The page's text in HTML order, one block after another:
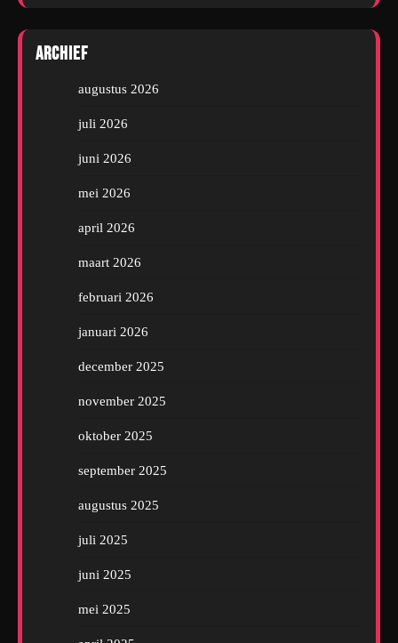
Archief
augustus 2026
juli 2026
juni 2026
mei 2026
april 2026
maart 2026
februari 2026
januari 2026
december 2025
november 2025
oktober 2025
september 2025
augustus 2025
juli 2025
juni 2025
mei 2025